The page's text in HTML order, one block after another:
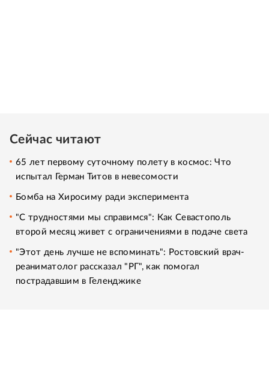
Сейчас читают
65 лет первому суточному полету в космос: Что
испытал Герман Титов в невесомости
Бомба на Хиросиму ради эксперимента
"С трудностями мы справимся": Как Севастополь
второй месяц живет с ограничениями в подаче света
"Этот день лучше не вспоминать": Ростовский врач-
реаниматолог рассказал "РГ", как помогал
пострадавшим в Геленджике